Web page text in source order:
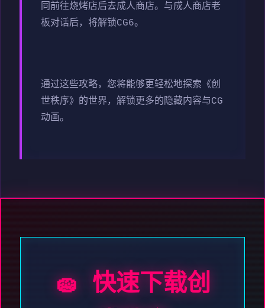
同前往烧烤店后去成人商店。与成人商店老
板对话后，将解锁CG6。
通过这些攻略，您将能够更轻松地探索《创
世秩序》的世界，解锁更多的隐藏内容与CG
动画。
🧽 快速下载创